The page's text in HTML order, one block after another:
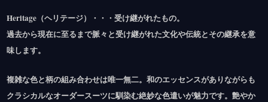
Heritage（ヘリテージ）・・・受け継がれたもの。
過去から現在に至るまで脈々と受け継がれた文化や伝統とその継承を意
味します。
複雑な色と柄の組み合わせは唯一無二。和のエッセンスがありながらも
クラシカルなオーダースーツに馴染む絶妙な色遣いが魅力です。艶やか